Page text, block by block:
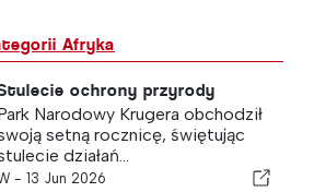
Afryka
ochrony przyrody
Narodowy Krugera obchodził
setną rocznicę, świętując
działań...
- 13 Jun 2026